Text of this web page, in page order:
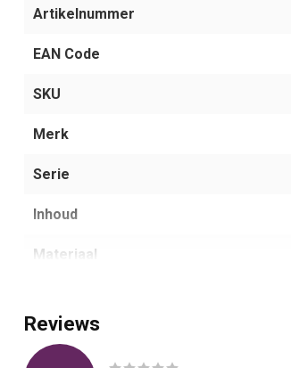
Artikelnummer
EAN Code
SKU
Merk
Serie
Inhoud
Materiaal
Reviews